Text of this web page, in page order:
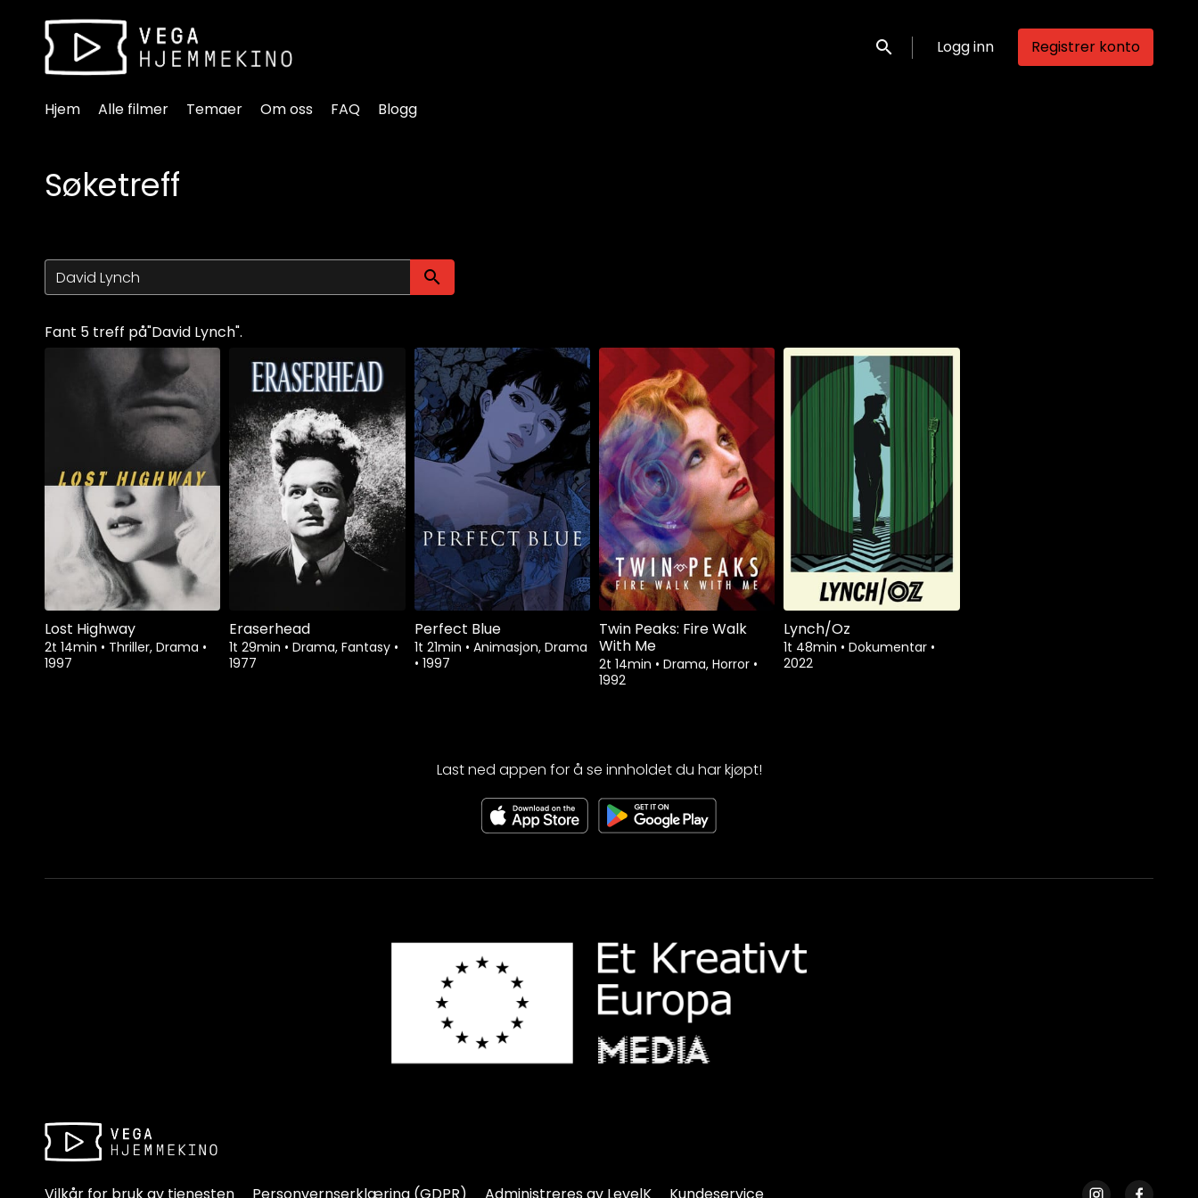
Tilgjengelighetslenker
Søk Logg inn Registrer konto
Hjem Alle filmer Temaer Om oss FAQ Blogg
Søketreff
Søk
Fant 5 treff på"David Lynch".
Lost Highway
2t 14min • Thriller, Drama •
1997
Eraserhead
1t 29min • Drama, Fantasy •
1977
Perfect Blue
1t 21min • Animasjon, Drama
• 1997
Twin Peaks: Fire Walk
With Me
2t 14min • Drama, Horror •
1992
Lynch/Oz
1t 48min • Dokumentar •
2022
Last ned appen for å se innholdet du har kjøpt!